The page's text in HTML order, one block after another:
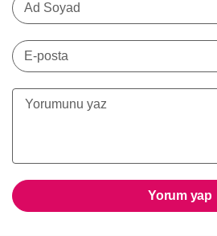
Ad Soyad
E-posta
Yorum yap